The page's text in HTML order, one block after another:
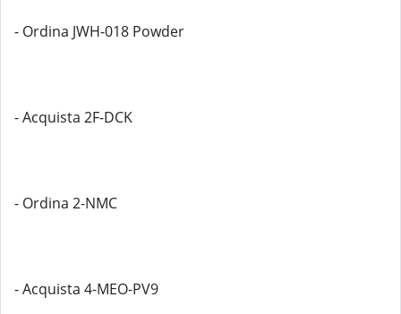
- Ordina JWH-018 Powder
- Acquista 2F-DCK
- Ordina 2-NMC
- Acquista 4-MEO-PV9